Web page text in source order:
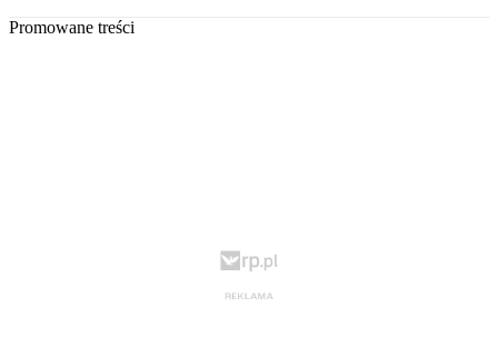
Promowane treści